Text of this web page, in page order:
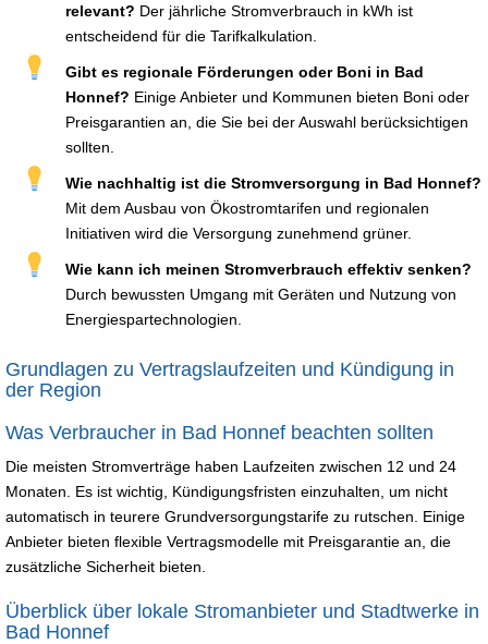
relevant? Der jährliche Stromverbrauch in kWh ist
entscheidend für die Tarifkalkulation.
Gibt es regionale Förderungen oder Boni in Bad
Honnef? Einige Anbieter und Kommunen bieten Boni oder
Preisgarantien an, die Sie bei der Auswahl berücksichtigen
sollten.
Wie nachhaltig ist die Stromversorgung in Bad Honnef?
Mit dem Ausbau von Ökostromtarifen und regionalen
Initiativen wird die Versorgung zunehmend grüner.
Wie kann ich meinen Stromverbrauch effektiv senken?
Durch bewussten Umgang mit Geräten und Nutzung von
Energiespartechnologien.
Grundlagen zu Vertragslaufzeiten und Kündigung in
der Region
Was Verbraucher in Bad Honnef beachten sollten
Die meisten Stromverträge haben Laufzeiten zwischen 12 und 24
Monaten. Es ist wichtig, Kündigungsfristen einzuhalten, um nicht
automatisch in teurere Grundversorgungstarife zu rutschen. Einige
Anbieter bieten flexible Vertragsmodelle mit Preisgarantie an, die
zusätzliche Sicherheit bieten.
Überblick über lokale Stromanbieter und Stadtwerke in
Bad Honnef